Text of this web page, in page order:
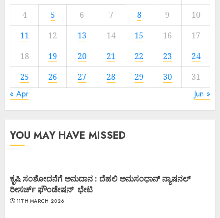
4
5 6 7 8 9
10
11
12 13 14 15 16
17
18
19 20 21 22 23
24
25
26 27 28 29 30 31
« Apr Jun »
YOU MAY HAVE MISSED
ಕೃಷಿ ಸಂಶೋದನೆಗೆ ಅನುದಾನ : ದೆಹಲಿ ಅನುಸಂಧಾನ್ ನ್ಯಾಷನಲ್
ರೀಸರ್ಚ್ ಫೌಂಡೇಷನ್ ಭೇಟಿ
11TH MARCH 2026